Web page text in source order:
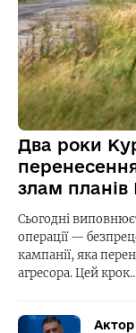
Два роки
злам
Сьогодні
операції —
кампанії, яка
агресора. Цей